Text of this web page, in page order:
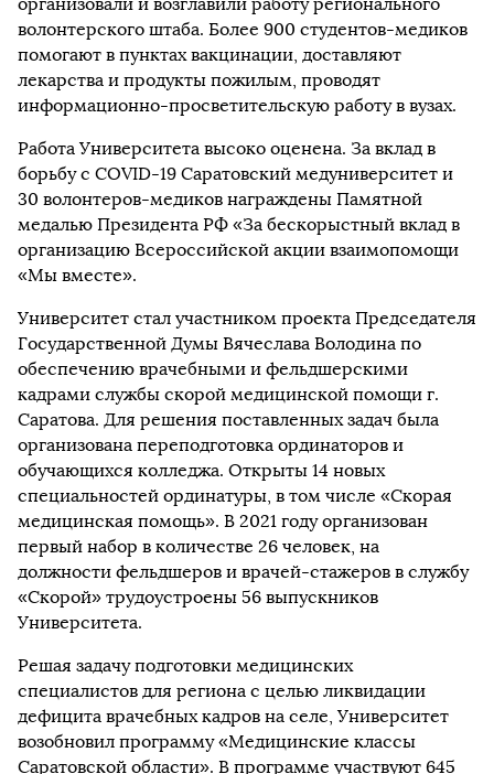
волонтерского штаба. Более 900 студентов-медиков
помогают в пунктах вакцинации, доставляют
лекарства и продукты пожилым, проводят
информационно-просветительскую работу в вузах.
Работа Университета высоко оценена. За вклад в
борьбу с COVID-19 Саратовский медуниверситет и
30 волонтеров-медиков награждены Памятной
медалью Президента РФ «За бескорыстный вклад в
организацию Всероссийской акции взаимопомощи
«Мы вместе».
Университет стал участником проекта Председателя
Государственной Думы Вячеслава Володина по
обеспечению врачебными и фельдшерскими
кадрами службы скорой медицинской помощи г.
Саратова. Для решения поставленных задач была
организована переподготовка ординаторов и
обучающихся колледжа. Открыты 14 новых
специальностей ординатуры, в том числе «Скорая
медицинская помощь». В 2021 году организован
первый набор в количестве 26 человек, на
должности фельдшеров и врачей-стажеров в службу
«Скорой» трудоустроены 56 выпускников
Университета.
Решая задачу подготовки медицинских
специалистов для региона с целью ликвидации
дефицита врачебных кадров на селе, Университет
возобновил программу «Медицинские классы
Саратовской области». В программе участвуют 645